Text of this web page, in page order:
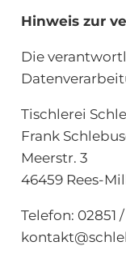
Hinweis zur
Die
Tischlerei
Frank
Meerstr. 3
46459 Rees-
Telefon: 02851